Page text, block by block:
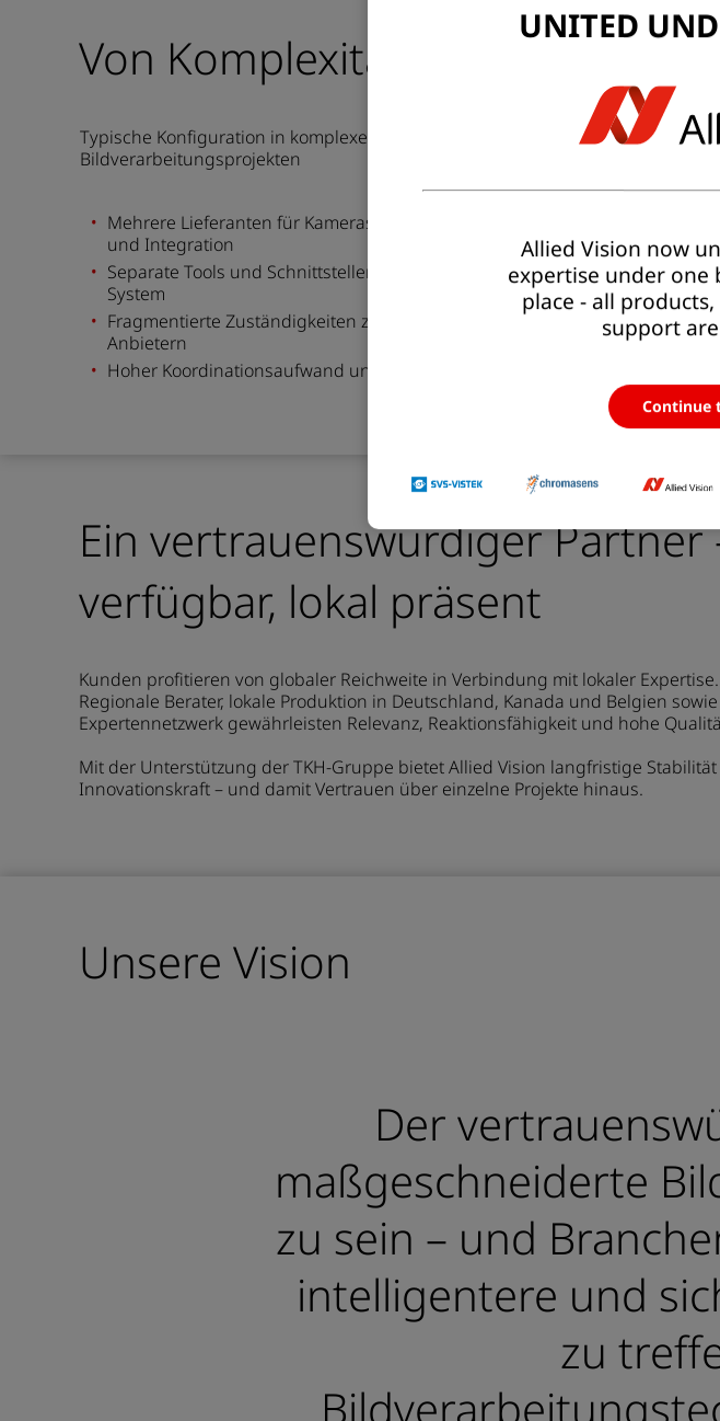
Von Komplexität zu Klarheit
Typische Konfiguration in komplexen
Bildverarbeitungsprojekten
Mit Allied Vision
Mehrere Lieferanten für Kameras,
und Integration
Separate Tools und Schnittstellen im gesamten
System
Fragmentierte Zuständigkeiten zwischen
Anbietern
Hoher Koordinationsaufwand und Integrationsrisiko
Integrierte
Eine
Klare
Ein vertrauenswürdiger Partner
verfügbar, lokal präsent
Kunden profitieren von globaler Reichweite in Verbindung mit lokaler Expertise.
Regionale Berater, lokale Produktion in Deutschland, Kanada und Belgien
Expertennetzwerk gewährleisten Relevanz, Reaktionsfähigkeit und hohe
Mit der Unterstützung der TKH-Gruppe bietet Allied Vision langfristige
Innovationskraft – und damit Vertrauen über einzelne Projekte hinaus.
Unsere Vision
Der
maßgeschneiderte
zu sein – und
intelligentere und
zu
UNITED
Allied Vision now
expertise under one
place - all
support
Continue